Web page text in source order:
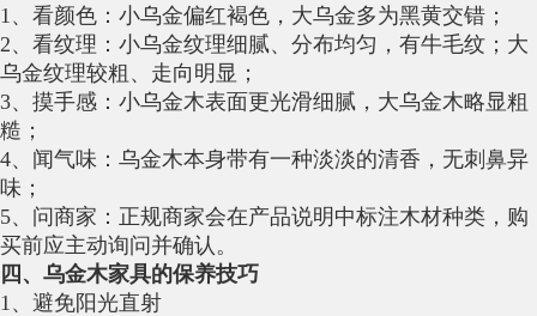
1、看颜色：小乌金偏红褐色，大乌金多为黑黄交错；
2、看纹理：小乌金纹理细腻、分布均匀，有牛毛纹；大
乌金纹理较粗、走向明显；
3、摸手感：小乌金木表面更光滑细腻，大乌金木略显粗
糙；
4、闻气味：乌金木本身带有一种淡淡的清香，无刺鼻异
味；
5、问商家：正规商家会在产品说明中标注木材种类，购
买前应主动询问并确认。
四、乌金木家具的保养技巧
1、避免阳光直射